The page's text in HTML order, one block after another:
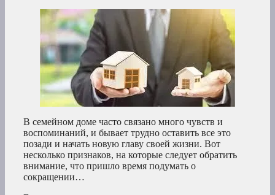
В семейном доме часто связано много чувств и
воспоминаний, и бывает трудно оставить все это
позади и начать новую главу своей жизни. Вот
несколько признаков, на которые следует обратить
внимание, что пришло время подумать о
сокращении…